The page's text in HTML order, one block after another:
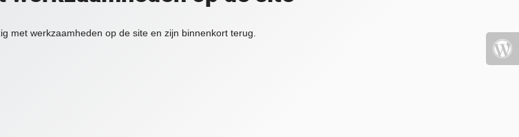
met werkzaamheden op de site en zijn binnenkort terug.